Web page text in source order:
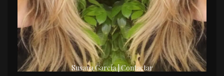
Susana García | Contactar